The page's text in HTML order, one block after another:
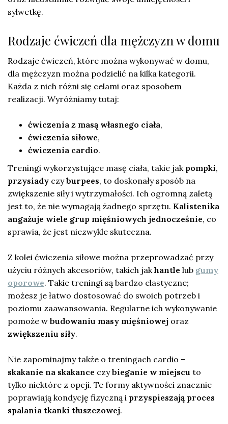
sylwetkę.
Rodzaje ćwiczeń dla mężczyzn w domu
Rodzaje ćwiczeń, które można wykonywać w domu,
dla mężczyzn można podzielić na kilka kategorii.
Każda z nich różni się celami oraz sposobem
realizacji. Wyróżniamy tutaj:
ćwiczenia z masą własnego ciała,
ćwiczenia siłowe,
ćwiczenia cardio.
Treningi wykorzystujące masę ciała, takie jak pompki,
przysiady czyburpees, to doskonały sposób na
zwiększenie siły i wytrzymałości. Ich ogromną zaletą
jest to, że nie wymagają żadnego sprzętu. Kalistenika
angażuje wiele grup mięśniowych jednocześnie, co
sprawia, że jest niezwykle skuteczna.
Z kolei ćwiczenia siłowe można przeprowadzać przy
użyciu różnych akcesoriów, takich jak hantle lub gumy
oporowe. Takie treningi są bardzo elastyczne;
możesz je łatwo dostosować do swoich potrzeb i
poziomu zaawansowania. Regularne ich wykonywanie
pomoże w budowaniu masy mięśniowej oraz
zwiększeniu siły.
Nie zapominajmy także o treningach cardio –
skakanie na skakance czybieganie w miejscu to
tylko niektóre z opcji. Te formy aktywności znacznie
poprawiają kondycję fizyczną i przyspieszają proces
spalania tkanki tłuszczowej.